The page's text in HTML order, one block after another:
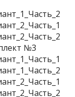
№3